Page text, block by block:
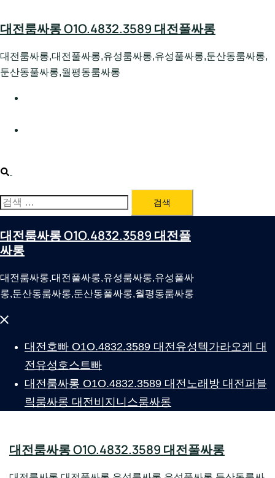
to
대전룸싸롱 O1O.4832.3589 대전풀싸롱
대전룸싸롱,대전풀싸롱,유성룸싸롱,유성풀싸롱,둔산동룸싸롱,
둔산동풀싸롱,월평동룸싸롱
Search
검
색:
대전룸싸롱 O1O.4832.3589 대전풀
싸롱
대전룸싸롱,대전풀싸롱,유성룸싸롱,유성풀싸
롱,둔산동룸싸롱,둔산동풀싸롱,월평동룸싸롱
Close
대전호빠 O1O.4832.3589 대전유성텍가라오케 대
전유성호스트빠
대전룸싸롱 O1O.4832.3589 대전노래방 대전퍼블
릭룸싸롱 대전비지니스룸싸롱
대전룸싸롱 O1O.4832.3589 대전풀싸롱